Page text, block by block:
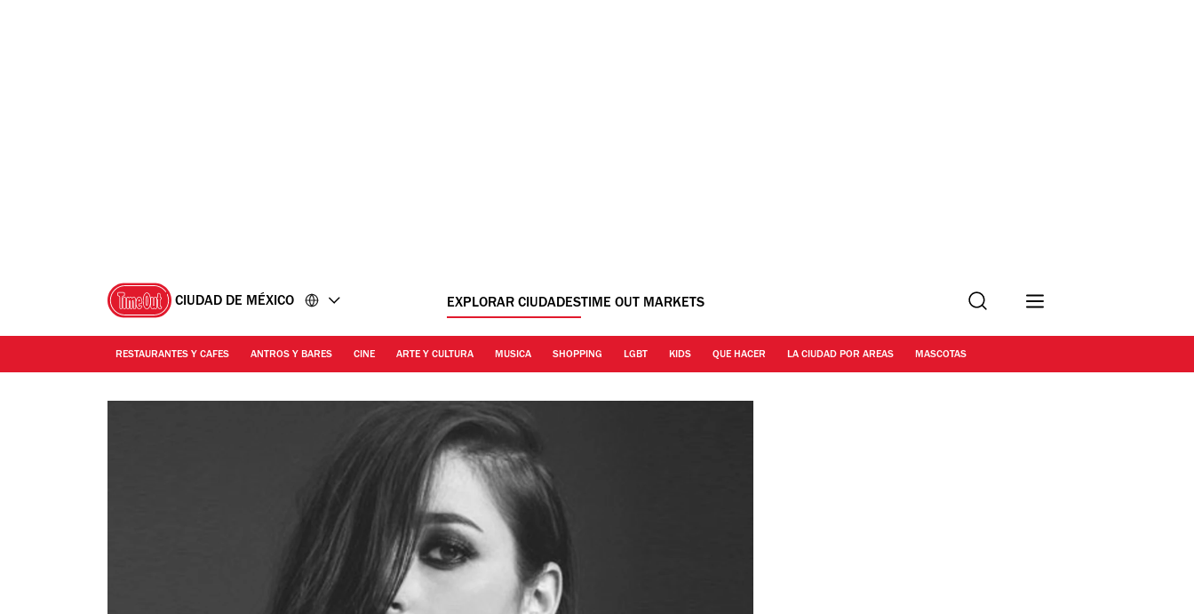
CIUDAD DE MÉXICO EXPLORAR CIUDADESTIME OUT MARKETS Buscar
RESTAURANTES Y CAFES ANTROS Y BARES CINE ARTE Y CULTURA MUSICA SHOPPING LGBT KIDS QUE HACER LA CIUDAD POR AREAS MASCOTAS